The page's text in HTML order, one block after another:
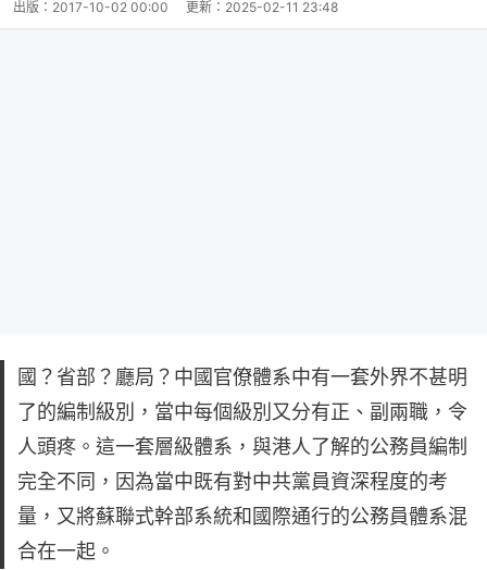
出版： 2017-10-02 00:00 更新： 2025-02-11 23:48
國？省部？廳局？中國官僚體系中有一套外界不甚明
了的編制級別，當中每個級別又分有正、副兩職，令
人頭疼。這一套層級體系，與港人了解的公務員編制
完全不同，因為當中既有對中共黨員資深程度的考
量，又將蘇聯式幹部系統和國際通行的公務員體系混
合在一起。